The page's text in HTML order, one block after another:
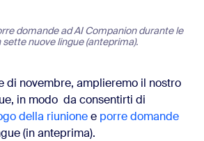
domande ad AI Companion durante le
sette nuove lingue (anteprima).
di novembre, amplieremo il nostro
in modo da consentirti di
della riunionee porre domande
(in anteprima).